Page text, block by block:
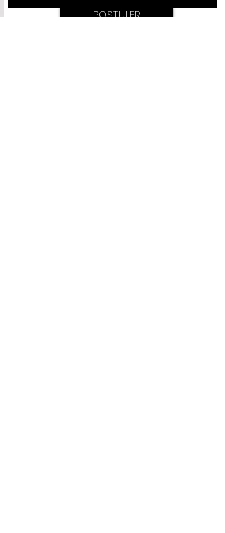
POSTULER